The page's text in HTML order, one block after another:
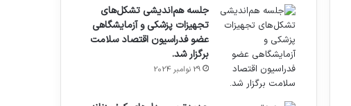
جلسه هم‌اندیشی تشکل‌های
تجهیزات پزشکی و آزمایشگاهی
عضو فدراسیون اقتصاد سلامت
برگزار شد.
29 نوامبر 2024